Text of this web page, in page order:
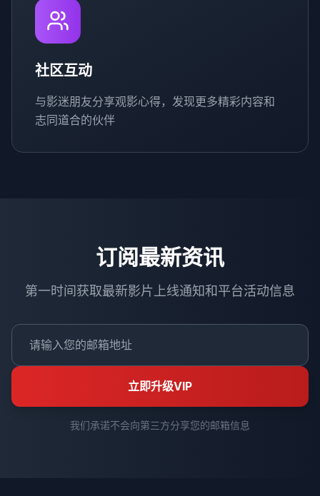
社区互动
与影迷朋友分享观影心得，发现更多精彩内容和
志同道合的伙伴
订阅最新资讯
第一时间获取最新影片上线通知和平台活动信息
立即升级VIP
我们承诺不会向第三方分享您的邮箱信息